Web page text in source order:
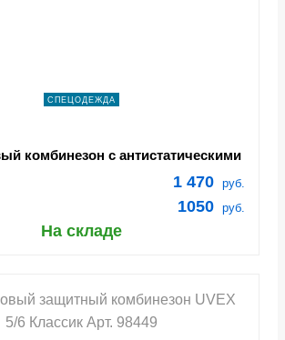
СПЕЦОДЕЖДА
комбинезон с антистатическими
1 470 руб.
1050 руб.
На складе